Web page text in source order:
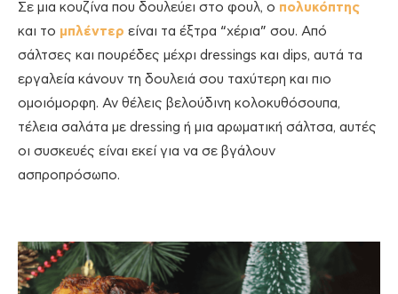
Σε μια κουζίνα που δουλεύει στο φουλ, ο πολυκόπτης
και το μπλέντερ είναι τα έξτρα “χέρια” σου. Από
σάλτσες και πουρέδες μέχρι dressings και dips, αυτά τα
εργαλεία κάνουν τη δουλειά σου ταχύτερη και πιο
ομοιόμορφη. Αν θέλεις βελούδινη κολοκυθόσουπα,
τέλεια σαλάτα με dressing ή μια αρωματική σάλτσα, αυτές
οι συσκευές είναι εκεί για να σε βγάλουν
ασπροπρόσωπο.